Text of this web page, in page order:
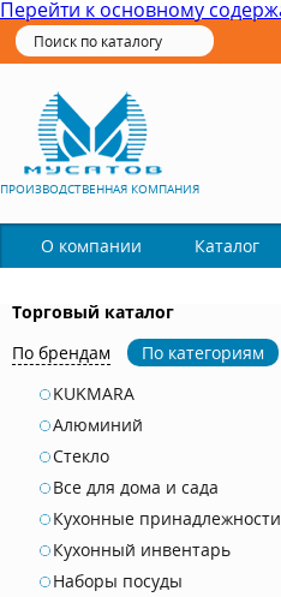
Перейти к основному
ПРОИЗВОДСТВЕННАЯ КОМПАНИЯ
О компании Каталог
Торговый каталог
По брендам
По категориям
KUKMARA
Алюминий
Стекло
Все для дома и сада
Кухонные принадлежности
Кухонный инвентарь
Наборы посуды